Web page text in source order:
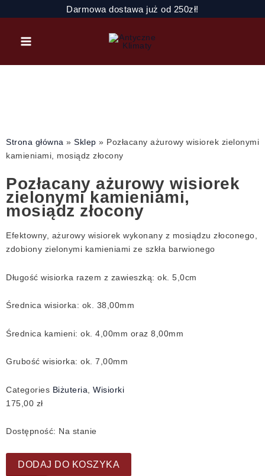
do
Darmowa dostawa już od 250zł!
Strona główna » Sklep » Pozłacany ażurowy wisiorek zielonymi
kamieniami, mosiądz złocony
Pozłacany ażurowy wisiorek
zielonymi kamieniami,
mosiądz złocony
Efektowny, ażurowy wisiorek wykonany z mosiądzu złoconego,
zdobiony zielonymi kamieniami ze szkła barwionego
Długość wisiorka razem z zawieszką: ok. 5,0cm
Średnica wisiorka: ok. 38,00mm
Średnica kamieni: ok. 4,00mm oraz 8,00mm
Grubość wisiorka: ok. 7,00mm
Categories Biżuteria
Wisiorki
175,00 zł
Dostępność: Na stanie
Pozłacany
wisiorek
DODAJ DO KOSZYKA